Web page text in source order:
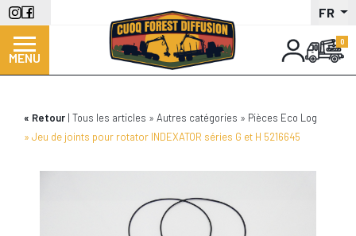
Aller
au
contenu
principal
FR
MENU
Retour Tous les articles Autres catégories
Pièces Eco Log
Jeu de joints pour rotator INDEXATOR séries G et H 5216645